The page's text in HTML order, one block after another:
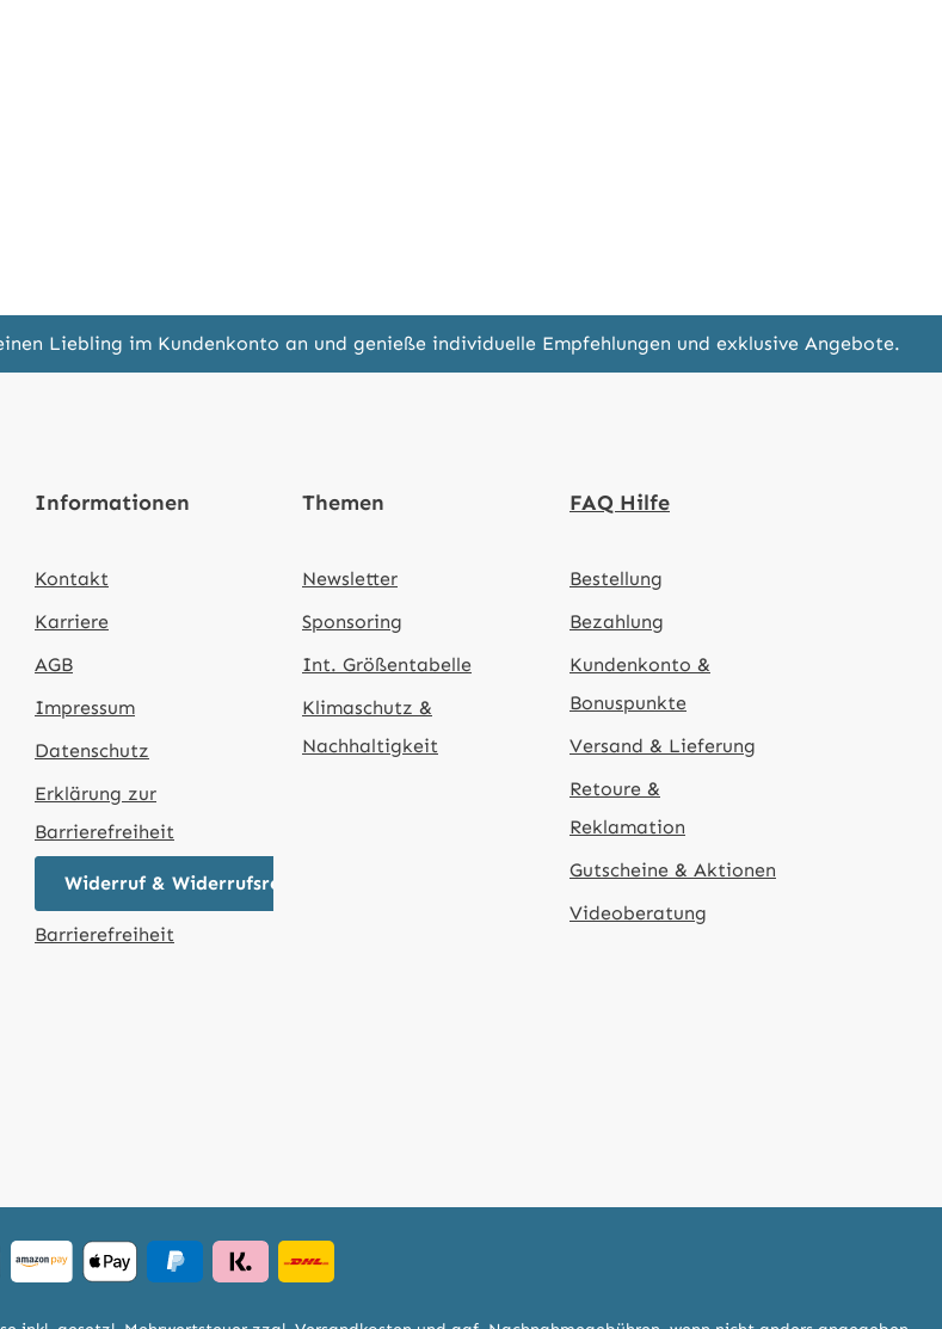
Liebling im Kundenkonto an und genieße individuelle Empfehlungen und exklusive Angebote.
Informationen
Kontakt
Karriere
AGB
Impressum
Datenschutz
Erklärung zur
Barrierefreiheit
Widerruf & Widerrufsrecht
Barrierefreiheit
Themen
Newsletter
Sponsoring
Int. Größentabelle
Klimaschutz &
Nachhaltigkeit
FAQ Hilfe
Bestellung
Bezahlung
Kundenkonto &
Bonuspunkte
Versand & Lieferung
Retoure &
Reklamation
Gutscheine & Aktionen
Videoberatung